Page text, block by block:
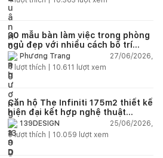
30 mẫu bàn làm việc trong phòng
ngủ đẹp với nhiều cách bố trí
thông minh cho mọi diện tích
Phương Trang
27/06/2026,
4 lượt thích | 10.611 lượt xem
Căn hộ The Infiniti 175m2 thiết kế
hiện đại kết hợp nghệ thuật
Modern Art đầy cảm xúc
139DESIGN
25/06/2026,
6lượt thích | 10.059 lượt xem